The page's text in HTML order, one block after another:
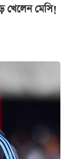
খেলেন মেসি!